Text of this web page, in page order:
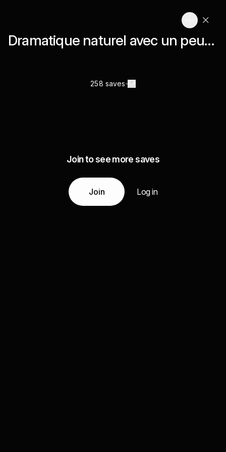
Dramatique naturel avec un peu de tranchant, un peu d'artisan ... beaucoup de qualités éclectiques
258 saves
Join to see more saves
Join Log in